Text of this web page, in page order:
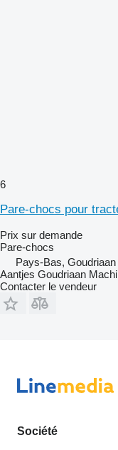
6
Pare-chocs pour
Prix sur demande
Pare-chocs
Pays-Bas, Goudriaan
Aantjes Goudriaan
Contacter le vendeur
Société